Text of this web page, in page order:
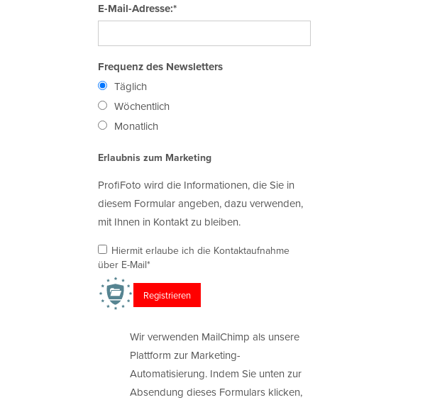
E-Mail-Adresse:*
Frequenz des Newsletters
Täglich
Wöchentlich
Monatlich
Erlaubnis zum Marketing
ProfiFoto wird die Informationen, die Sie in
diesem Formular angeben, dazu verwenden,
mit Ihnen in Kontakt zu bleiben.
Hiermit erlaube ich die Kontaktaufnahme
über E-Mail*
Wir verwenden MailChimp als unsere
Plattform zur Marketing-
Automatisierung. Indem Sie unten zur
Absendung dieses Formulars klicken,